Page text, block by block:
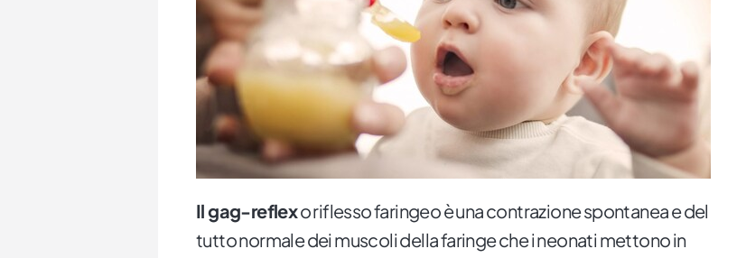
Il gag-reflexo riflesso faringeo è una contrazione spontanea e del
tutto normale dei muscoli della faringe che i neonati mettono in